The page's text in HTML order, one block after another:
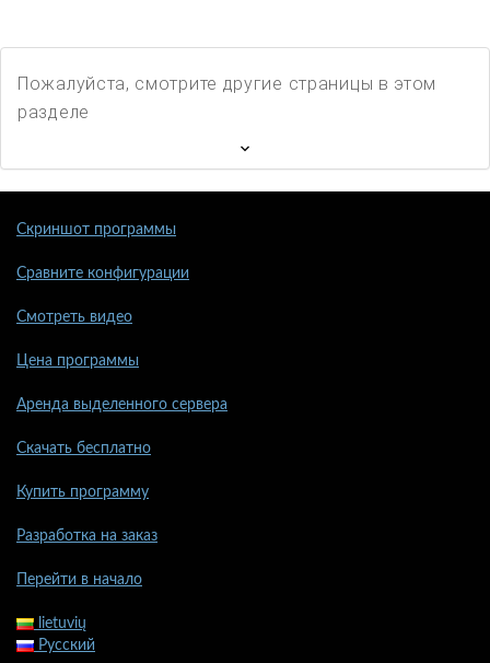
Пожалуйста, смотрите другие страницы в этом
разделе
Скриншот программы
Сравните конфигурации
Смотреть видео
Цена программы
Аренда выделенного сервера
Скачать бесплатно
Купить программу
Разработка на заказ
Перейти в начало
lietuvių
Русский